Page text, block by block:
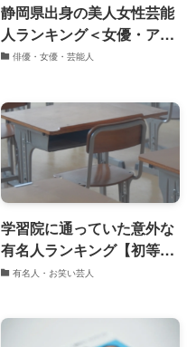
静岡県出身の美人女性芸能
人ランキング＜女優・アイ
ドル＞
俳優・女優・芸能人
学習院に通っていた意外な
有名人ランキング【初等科
から大学まで】
有名人・お笑い芸人